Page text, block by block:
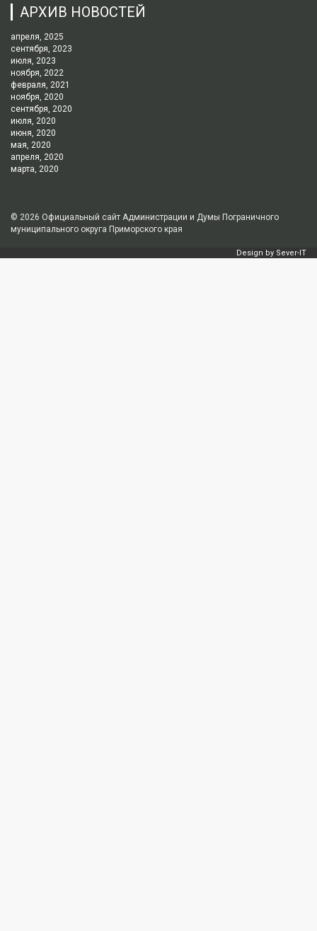
АРХИВ НОВОСТЕЙ
апреля, 2025
сентября, 2023
июля, 2023
ноября, 2022
февраля, 2021
ноября, 2020
сентября, 2020
июля, 2020
июня, 2020
мая, 2020
апреля, 2020
марта, 2020
© 2026 Официальный сайт Администрации и Думы Пограничного
муниципального округа Приморского края
Design by Sever-IT